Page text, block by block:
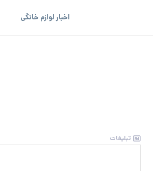
اخبار لوازم خانگی
تبلیغات